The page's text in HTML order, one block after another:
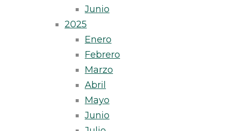
Junio
2025
Enero
Febrero
Marzo
Abril
Mayo
Junio